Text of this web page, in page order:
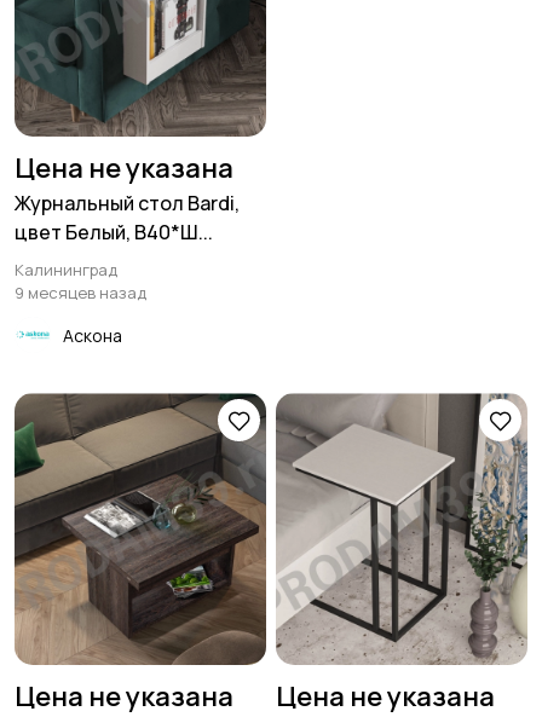
Цена не указана
Журнальный стол Bardi,
цвет Белый, В40*Ш...
Калининград
9 месяцев назад
Аскона
Цена не указана Цена не указана